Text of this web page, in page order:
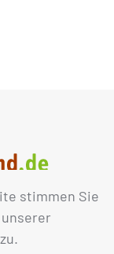
stimmen Sie
DATENSCHUTZ